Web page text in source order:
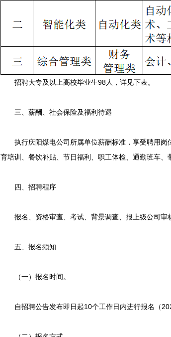
招聘大专及以上高校毕业生98人，详见下表。
三、薪酬、社会保险及福利待遇
执行庆阳煤电公司所属单位薪酬标准，享受聘用岗
育培训、餐饮补贴、节日福利、职工体检、通勤班车、
四、招聘程序
报名、资格审查、考试、背景调查、报上级公司审
五、报名须知
（一）报名时间。
自招聘公告发布即日起10个工作日内进行报名（